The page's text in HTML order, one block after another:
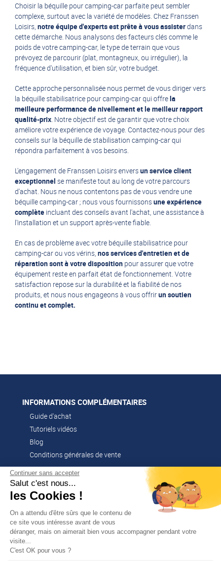
Continuer sans accepter
Salut c'est nous...
les Cookies !
On a attendu d'être sûrs que le contenu de
ce site vous intéresse avant de vous
déranger, mais on aimerait bien vous accompagner pendant votre
visite...
C'est OK pour vous ?
Choisir la béquille pour camping-car parfaite peut sembler
complexe, surtout avec la variété de modèles. Chez Franssen
Loisirs, notre équipe d'experts est prête à vous assisterdans
cette démarche. Nous analysons des facteurs clés comme le
poids de votre camping-car, le type de terrain que vous
prévoyez de parcourir (plat, montagneux, ou irrégulier), la
fréquence d'utilisation, et bien sûr, votre budget.
Cette approche personnalisée nous permet de vous diriger vers
la béquille stabilisatrice pour camping-car qui offrela
meilleure performance de nivellement et le meilleur rapport
qualité-prix. Notre objectif est de garantir que votre choix
améliore votre expérience de voyage. Contactez-nous pour des
conseils sur la béquille de stabilisation camping-car qui
répondra parfaitement à vos besoins.
L'engagement de Franssen Loisirs enversun service client
exceptionnel se manifeste tout au long de votre parcours
d'achat. Nous ne nous contentons pas de vous vendre une
béquille camping-car ; nous vous fournissonsune expérience
complète incluant des conseils avant l'achat, une assistance à
l'installation et un support après-vente fiable.
En cas de problème avec votre béquille stabilisatrice pour
camping-car ou vos vérins, nos services d'entretien et de
réparation sont à votre disposition pour assurer que votre
équipement reste en parfait état de fonctionnement. Votre
satisfaction repose sur la durabilité et la fiabilité de nos
produits, et nous nous engageons à vous offrirun soutien
continu et complet.
INFORMATIONS COMPLÉMENTAIRES
Guide d'achat
Tutoriels vidéos
Blog
Conditions générales de vente
CONTACT
02 51 52 26 57
contacts@franssen-loisirs.fr
PROFITEZ DE -5 %